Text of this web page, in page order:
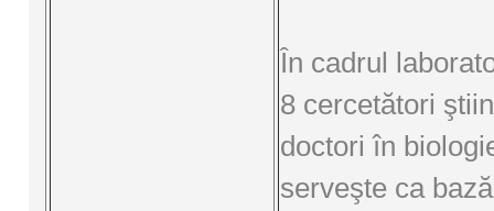
În cadrul
8 cercetători
doctori în
serveşte ca